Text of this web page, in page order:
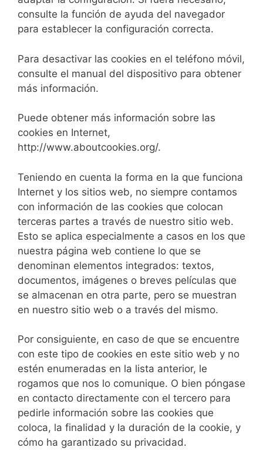
consulte la función de ayuda del navegador
para establecer la configuración correcta.
Para desactivar las cookies en el teléfono móvil,
consulte el manual del dispositivo para obtener
más información.
Puede obtener más información sobre las
cookies en Internet,
http://www.aboutcookies.org/.
Teniendo en cuenta la forma en la que funciona
Internet y los sitios web, no siempre contamos
con información de las cookies que colocan
terceras partes a través de nuestro sitio web.
Esto se aplica especialmente a casos en los que
nuestra página web contiene lo que se
denominan elementos integrados: textos,
documentos, imágenes o breves películas que
se almacenan en otra parte, pero se muestran
en nuestro sitio web o a través del mismo.
Por consiguiente, en caso de que se encuentre
con este tipo de cookies en este sitio web y no
estén enumeradas en la lista anterior, le
rogamos que nos lo comunique. O bien póngase
en contacto directamente con el tercero para
pedirle información sobre las cookies que
coloca, la finalidad y la duración de la cookie, y
cómo ha garantizado su privacidad.